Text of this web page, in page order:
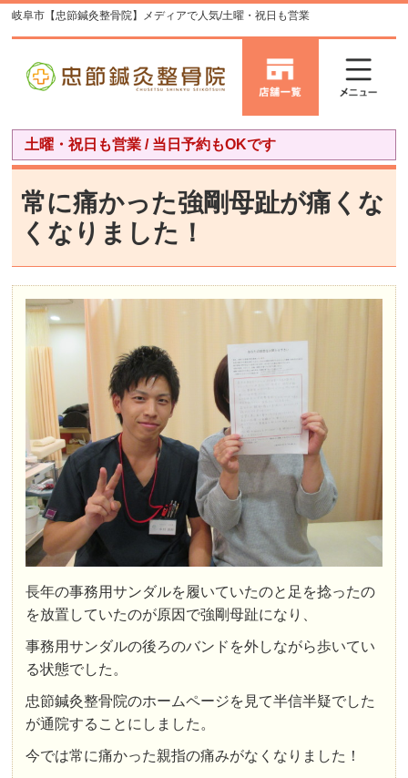
岐阜市【忠節鍼灸整骨院】メディアで人気/土曜・祝日も営業
土曜・祝日も営業 / 当日予約もOKです
常に痛かった強剛母趾が痛くな
くなりました！
長年の事務用サンダルを履いていたのと足を捻ったの
を放置していたのが原因で強剛母趾になり、
事務用サンダルの後ろのバンドを外しながら歩いてい
る状態でした。
忠節鍼灸整骨院のホームページを見て半信半疑でした
が通院することにしました。
今では常に痛かった親指の痛みがなくなりました！